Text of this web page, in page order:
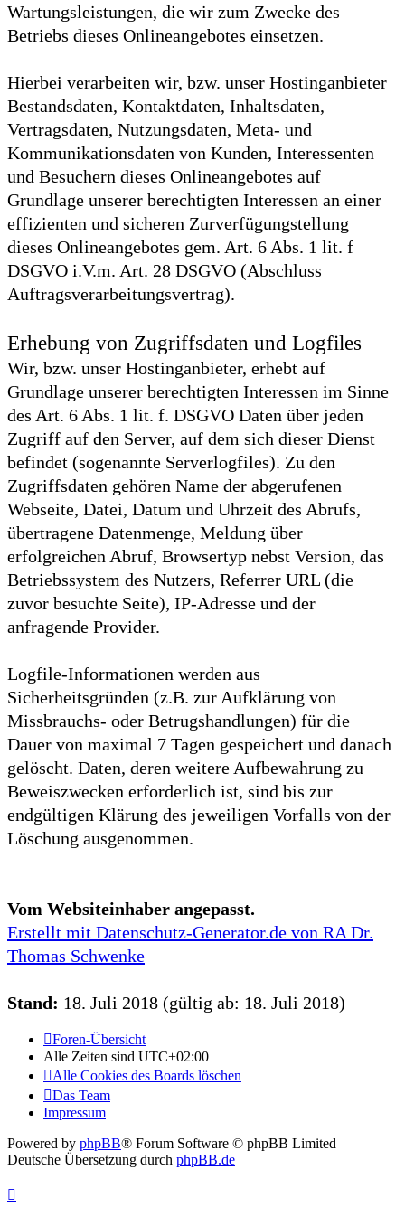
Wartungsleistungen, die wir zum Zwecke des
Betriebs dieses Onlineangebotes einsetzen.
Hierbei verarbeiten wir, bzw. unser Hostinganbieter
Bestandsdaten, Kontaktdaten, Inhaltsdaten,
Vertragsdaten, Nutzungsdaten, Meta- und
Kommunikationsdaten von Kunden, Interessenten
und Besuchern dieses Onlineangebotes auf
Grundlage unserer berechtigten Interessen an einer
effizienten und sicheren Zurverfügungstellung
dieses Onlineangebotes gem. Art. 6 Abs. 1 lit. f
DSGVO i.V.m. Art. 28 DSGVO (Abschluss
Auftragsverarbeitungsvertrag).
Erhebung von Zugriffsdaten und Logfiles
Wir, bzw. unser Hostinganbieter, erhebt auf
Grundlage unserer berechtigten Interessen im Sinne
des Art. 6 Abs. 1 lit. f. DSGVO Daten über jeden
Zugriff auf den Server, auf dem sich dieser Dienst
befindet (sogenannte Serverlogfiles). Zu den
Zugriffsdaten gehören Name der abgerufenen
Webseite, Datei, Datum und Uhrzeit des Abrufs,
übertragene Datenmenge, Meldung über
erfolgreichen Abruf, Browsertyp nebst Version, das
Betriebssystem des Nutzers, Referrer URL (die
zuvor besuchte Seite), IP-Adresse und der
anfragende Provider.
Logfile-Informationen werden aus
Sicherheitsgründen (z.B. zur Aufklärung von
Missbrauchs- oder Betrugshandlungen) für die
Dauer von maximal 7 Tagen gespeichert und danach
gelöscht. Daten, deren weitere Aufbewahrung zu
Beweiszwecken erforderlich ist, sind bis zur
endgültigen Klärung des jeweiligen Vorfalls von der
Löschung ausgenommen.
Vom Websiteinhaber angepasst.
Erstellt mit Datenschutz-Generator.de von RA Dr.
Thomas Schwenke
Stand: 18. Juli 2018 (gültig ab: 18. Juli 2018)
Foren-Übersicht
Alle Zeiten sind UTC+02:00
Alle Cookies des Boards löschen
Das Team
Impressum
Powered by phpBB® Forum Software © phpBB Limited
Deutsche Übersetzung durch phpBB.de